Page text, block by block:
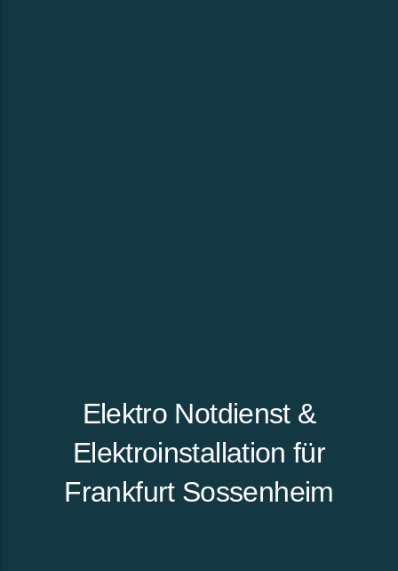
Elektro Notdienst &
Elektroinstallation für
Frankfurt Sossenheim